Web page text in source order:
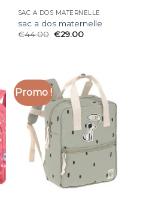
SAC A DOS MATERNELLE
sac a dos maternelle
€44.00 €29.00
Promo !